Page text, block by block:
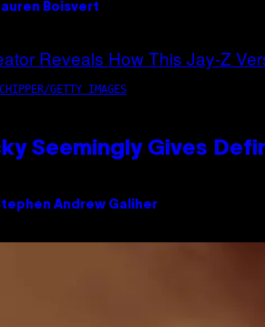
Boisvert
GETTY IMAGES
Seemingly Gives
Andrew Galiher